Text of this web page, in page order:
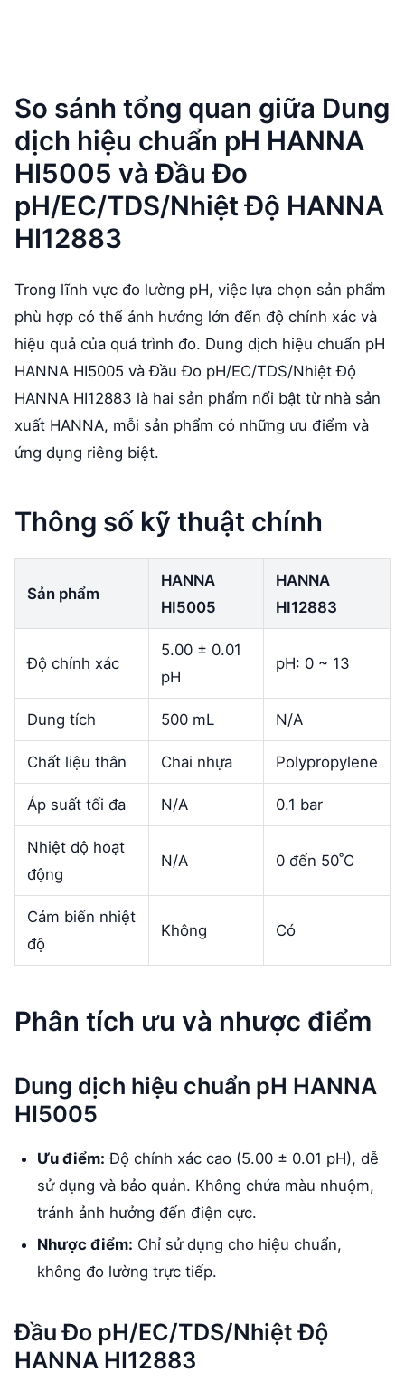
So sánh tổng quan giữa Dung
dịch hiệu chuẩn pH HANNA
HI5005 và Đầu Đo
pH/EC/TDS/Nhiệt Độ HANNA
HI12883
Trong lĩnh vực đo lường pH, việc lựa chọn sản phẩm
phù hợp có thể ảnh hưởng lớn đến độ chính xác và
hiệu quả của quá trình đo. Dung dịch hiệu chuẩn pH
HANNA HI5005 và Đầu Đo pH/EC/TDS/Nhiệt Độ
HANNA HI12883 là hai sản phẩm nổi bật từ nhà sản
xuất HANNA, mỗi sản phẩm có những ưu điểm và
ứng dụng riêng biệt.
Thông số kỹ thuật chính
Sản phẩm
HANNA
HI5005
HANNA
HI12883
Độ chính xác
5.00 ± 0.01
pH
pH: 0 ~ 13
Dung tích 500 mL N/A
Chất liệu thân Chai nhựa Polypropylene
Áp suất tối đa N/A 0.1 bar
Nhiệt độ hoạt
động
N/A 0 đến 50˚C
Cảm biến nhiệt
độ
Không Có
Phân tích ưu và nhược điểm
Dung dịch hiệu chuẩn pH HANNA
HI5005
Ưu điểm: Độ chính xác cao (5.00 ± 0.01 pH), dễ
sử dụng và bảo quản. Không chứa màu nhuộm,
tránh ảnh hưởng đến điện cực.
Nhược điểm: Chỉ sử dụng cho hiệu chuẩn,
không đo lường trực tiếp.
Đầu Đo pH/EC/TDS/Nhiệt Độ
HANNA HI12883